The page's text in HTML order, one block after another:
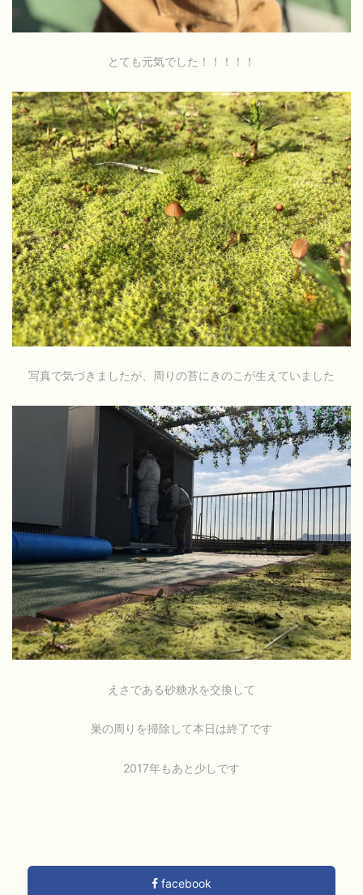
とても元気でした！！！！！
写真で気づきましたが、周りの苔にきのこが生えていました
えさである砂糖水を交換して
巣の周りを掃除して本日は終了です
2017年もあと少しです
facebook